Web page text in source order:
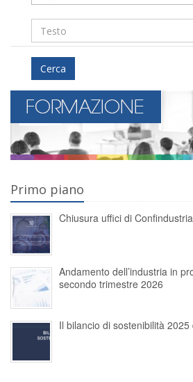
Cerca
Primo piano
Chiusura uffici di
Andamento dell’industria in
secondo trimestre 2026
Il bilancio di sostenibilità